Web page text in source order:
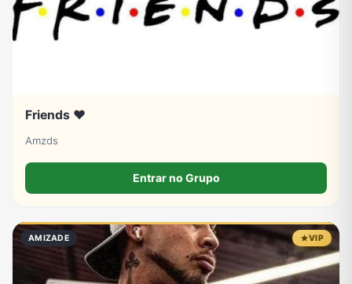
Friends ❤️
Amzds
Entrar no Grupo
AMIZADE VIP